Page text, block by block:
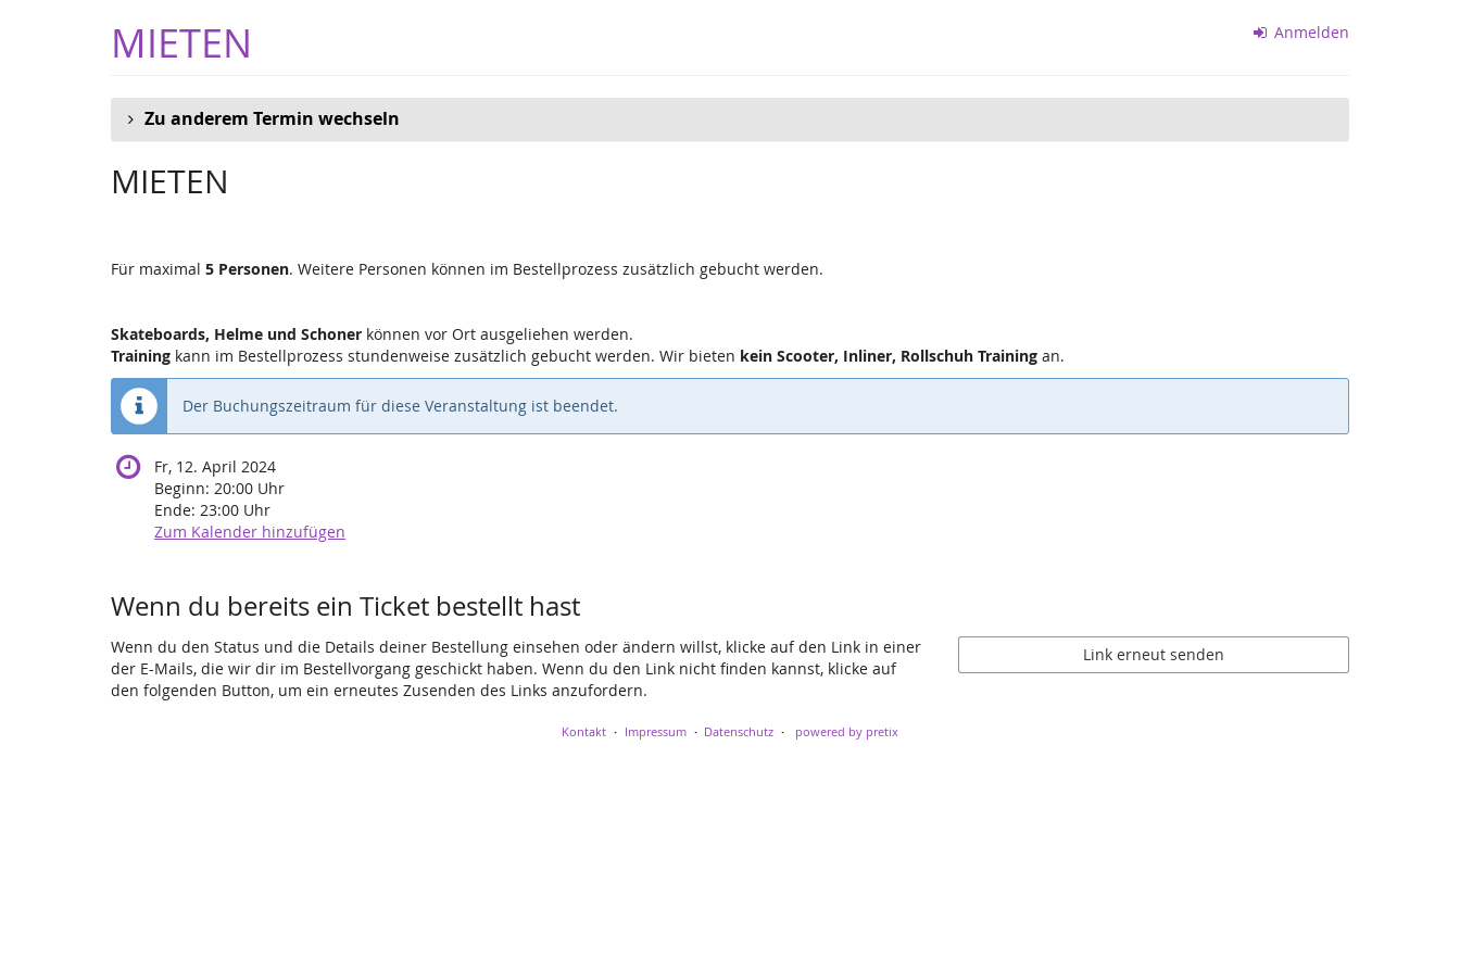
MIETEN Anmelden
Zu anderem Termin wechseln
MIETEN
Für maximal 5 Personen. Weitere Personen können im Bestellprozess zusätzlich gebucht werden.
Skateboards, Helme und Schoner können vor Ort ausgeliehen werden.
Training kann im Bestellprozess stundenweise zusätzlich gebucht werden. Wir bieten kein Scooter, Inliner, Rollschuh Training an.
Der Buchungszeitraum für diese Veranstaltung ist beendet.
Fr, 12. April 2024
Beginn: 20:00 Uhr
Ende: 23:00 Uhr
Zum Kalender hinzufügen
Wenn du bereits ein Ticket bestellt hast
Wenn du den Status und die Details deiner Bestellung einsehen oder ändern willst, klicke auf den Link in einer
der E-Mails, die wir dir im Bestellvorgang geschickt haben. Wenn du den Link nicht finden kannst, klicke auf
den folgenden Button, um ein erneutes Zusenden des Links anzufordern.
Link erneut senden
Kontakt Impressum Datenschutz powered by pretix